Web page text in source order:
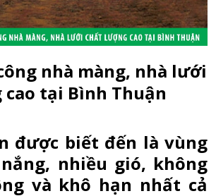
nhà màng, nhà lưới
tại Bình Thuận
được biết đến là vùng
nhiều gió, không
và khô hạn nhất cả